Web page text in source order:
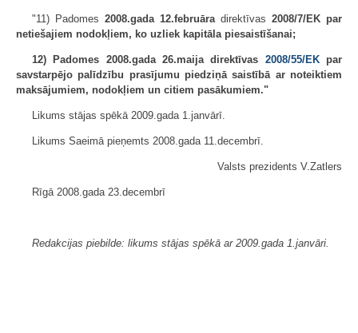
"11) Padomes 2008.gada 12.februāra direktīvas 2008/7/EK par
netiešajiem nodokļiem, ko uzliek kapitāla piesaistīšanai;
12) Padomes 2008.gada 26.maija direktīvas 2008/55/EKpar
savstarpējo palīdzību prasījumu piedziņā saistībā ar noteiktiem
maksājumiem, nodokļiem un citiem pasākumiem."
Likums stājas spēkā 2009.gada 1.janvārī.
Likums Saeimā pieņemts 2008.gada 11.decembrī.
Valsts prezidents V.Zatlers
Rīgā 2008.gada 23.decembrī
Redakcijas piebilde: likums stājas spēkā ar 2009.gada 1.janvāri.